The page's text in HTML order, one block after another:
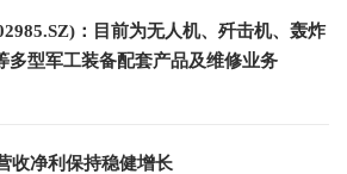
：目前为无人机、歼击机、轰炸
多型军工装备配套产品及维修业务
收净利保持稳健增长